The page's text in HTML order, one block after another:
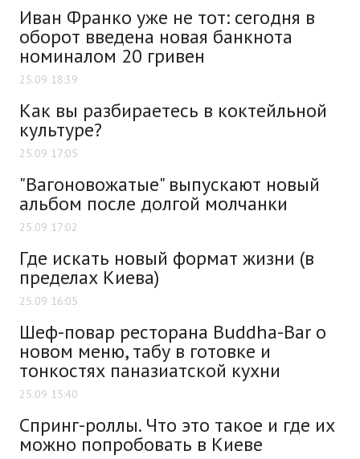
Иван Франко уже не тот: сегодня в
оборот введена новая банкнота
номиналом 20 гривен
25.09 18:39
Как вы разбираетесь в коктейльной
культуре?
25.09 17:05
"Вагоновожатые" выпускают новый
альбом после долгой молчанки
25.09 17:02
Где искать новый формат жизни (в
пределах Киева)
25.09 16:05
Шеф-повар ресторана Buddha-Bar о
новом меню, табу в готовке и
тонкостях паназиатской кухни
25.09 15:40
Спринг-роллы. Что это такое и где их
можно попробовать в Киеве